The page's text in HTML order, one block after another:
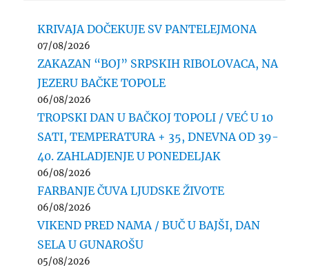
KRIVAJA DOČEKUJE SV PANTELEJMONA
07/08/2026
ZAKAZAN “BOJ” SRPSKIH RIBOLOVACA, NA
JEZERU BAČKE TOPOLE
06/08/2026
TROPSKI DAN U BAČKOJ TOPOLI / VEĆ U 10
SATI, TEMPERATURA + 35, DNEVNA OD 39-
40. ZAHLADJENJE U PONEDELJAK
06/08/2026
FARBANJE ČUVA LJUDSKE ŽIVOTE
06/08/2026
VIKEND PRED NAMA / BUČ U BAJŠI, DAN
SELA U GUNAROŠU
05/08/2026